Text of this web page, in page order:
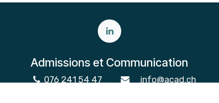
Admissions et Communication
076 241 54 47 info@acad.ch